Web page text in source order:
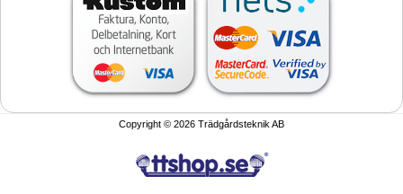
Copyright © 2026 Trädgårdsteknik AB